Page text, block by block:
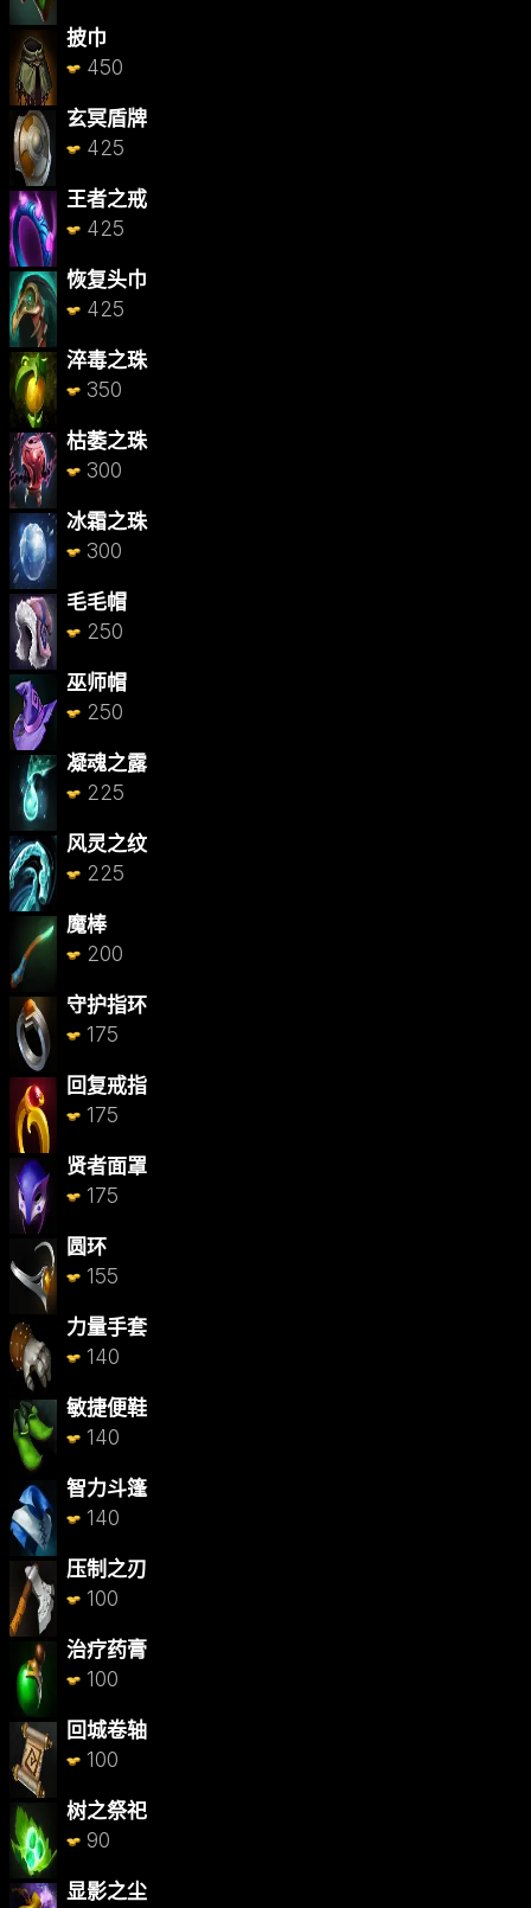
披巾
450
玄冥盾牌
425
王者之戒
425
恢复头巾
425
淬毒之珠
350
枯萎之珠
300
冰霜之珠
300
毛毛帽
250
巫师帽
250
凝魂之露
225
风灵之纹
225
魔棒
200
守护指环
175
回复戒指
175
贤者面罩
175
圆环
155
力量手套
140
敏捷便鞋
140
智力斗篷
140
压制之刃
100
治疗药膏
100
回城卷轴
100
树之祭祀
90
显影之尘